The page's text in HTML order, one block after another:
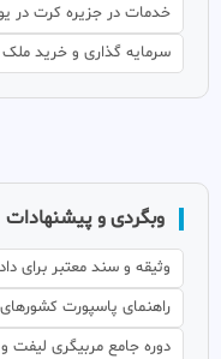
خدمات در جزیره کرت در
سرمایه گذاری و خرید ملک
وبگردی و پیشنهادات
وثیقه و سند معتبر برای
راهنمای پاسپورت کشورهای
دوره جامع مربیگری لیفت